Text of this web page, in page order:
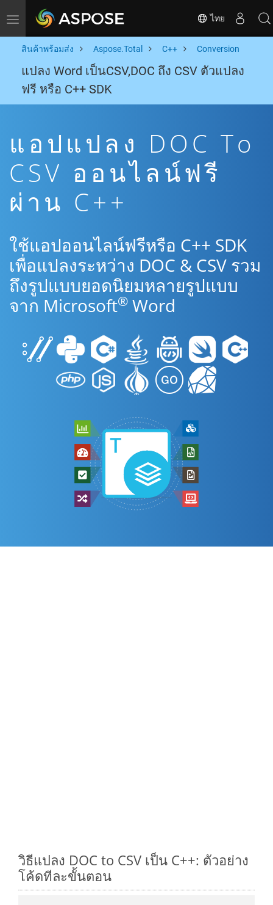
Toggle navigation ไทย
สินค้าพร้อมส่ง Aspose.Total C++ Conversion
แปลง Word เป็นCSV,DOC ถึง CSV ตัวแปลง
ฟรี หรือ C++ SDK
แอปแปลง DOC To
CSV ออนไลน์ฟรี
ผ่าน C++
ใช้แอปออนไลน์ฟรีหรือ C++ SDK
เพื่อแปลงระหว่าง DOC & CSV รวม
ถึงรูปแบบยอดนิยมหลายรูปแบบ
จาก Microsoft® Word
วิธีแปลง DOC to CSV เป็น C++: ตัวอย่าง
โค้ดทีละขั้นตอน